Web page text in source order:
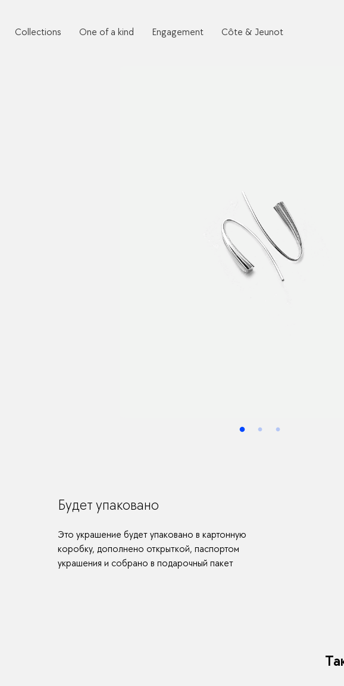
Collections One of a kind Engagement Côte & Jeunot
Будет упаковано
Это украшение будет упаковано в картонную
коробку, дополнено открыткой, паспортом
украшения и собрано в подарочный пакет